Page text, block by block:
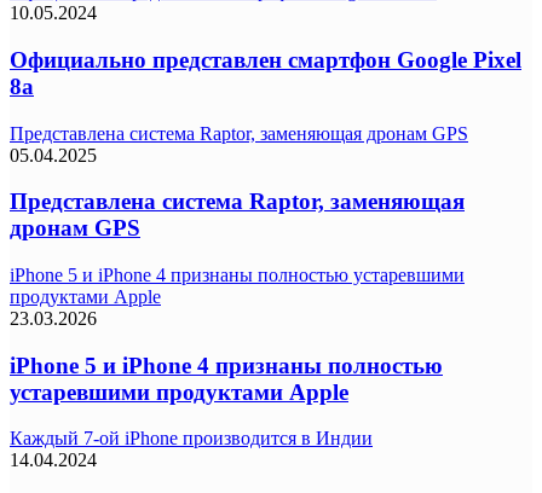
10.05.2024
Официально представлен смартфон Google Pixel
8a
Представлена система Raptor, заменяющая дронам GPS
05.04.2025
Представлена система Raptor, заменяющая
дронам GPS
iPhone 5 и iPhone 4 признаны полностью устаревшими
продуктами Apple
23.03.2026
iPhone 5 и iPhone 4 признаны полностью
устаревшими продуктами Apple
Каждый 7-ой iPhone производится в Индии
14.04.2024